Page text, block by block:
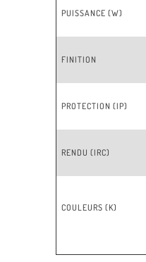
PUISSANCE (W)
FINITION
PROTECTION (IP)
RENDU (IRC)
COULEURS (K)